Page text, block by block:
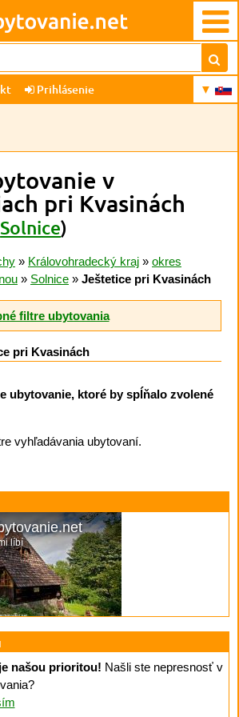
Prihlásenie
v
pri Kvasinách
Solnice)
» Královohradecký kraj » okres
» Solnice » Ještetice pri Kvasinách
filtre ubytovania
pri Kvasinách
ubytovanie, ktoré by spĺňalo zvolené
vyhľadávania ubytovaní.
líbí
našou prioritou! Našli ste nepresnosť v